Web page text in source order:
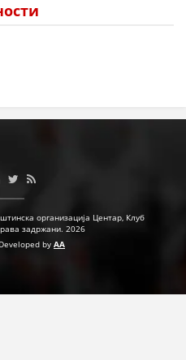
организација Центар, Клуб
задржани. 2026
by AA